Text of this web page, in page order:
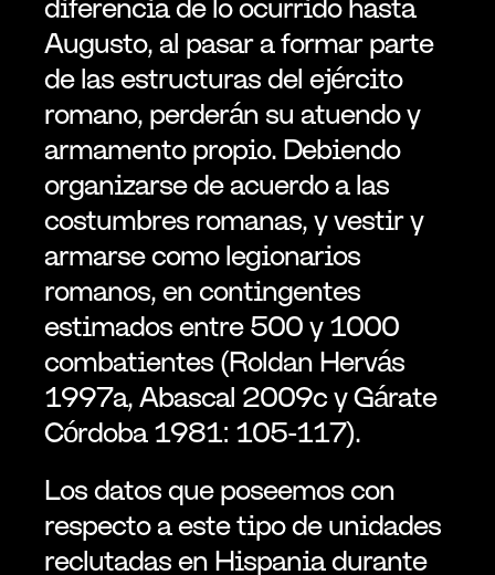
diferencia de lo ocurrido hasta
Augusto, al pasar a formar parte
de las estructuras del ejército
romano, perderán su atuendo y
armamento propio. Debiendo
organizarse de acuerdo a las
costumbres romanas, y vestir y
armarse como legionarios
romanos, en contingentes
estimados entre 500 y 1000
combatientes (Roldan Hervás
1997a, Abascal 2009c y Gárate
Córdoba 1981: 105-117).
Los datos que poseemos con
respecto a este tipo de unidades
reclutadas en Hispania durante